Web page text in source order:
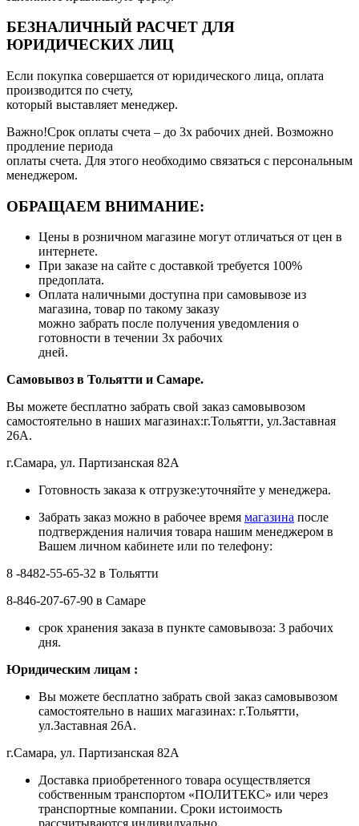
БЕЗНАЛИЧНЫЙ РАСЧЕТ ДЛЯ
ЮРИДИЧЕСКИХ ЛИЦ
Если покупка совершается от юридического лица, оплата
производится по счету,
который выставляет менеджер.
Важно!Срок оплаты счета – до 3х рабочих дней. Возможно
продление периода
оплаты счета. Для этого необходимо связаться с персональным
менеджером.
ОБРАЩАЕМ ВНИМАНИЕ:
Цены в розничном магазине могут отличаться от цен в
интернете.
При заказе на сайте с доставкой требуется 100%
предоплата.
Оплата наличными доступна при самовывозе из
магазина, товар по такому заказу
можно забрать после получения уведомления о
готовности в течении 3х рабочих
дней.
Самовывоз в Тольятти и Самаре.
Вы можете бесплатно забрать свой заказ самовывозом
самостоятельно в наших магазинах:г.Тольятти, ул.Заставная
26А.
г.Самара, ул. Партизанская 82А
Готовность заказа к отгрузке:уточняйте у менеджера.
Забрать заказ можно в рабочее время магазина после
подтверждения наличия товара нашим менеджером в
Вашем личном кабинете или по телефону:
8 -8482-55-65-32 в Тольятти
8-846-207-67-90 в Самаре
срок хранения заказа в пункте самовывоза: 3 рабочих
дня.
Юридическим лицам :
Вы можете бесплатно забрать свой заказ самовывозом
самостоятельно в наших магазинах: г.Тольятти,
ул.Заставная 26А.
г.Самара, ул. Партизанская 82А
Доставка приобретенного товара осуществляется
собственным транспортом «ПОЛИТЕКС» или через
транспортные компании. Сроки истоимость